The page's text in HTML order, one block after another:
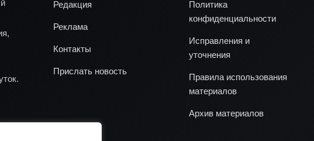
Редакция
Реклама
Контакты
Прислать новость
Политика
конфиденциальности
Исправления и
уточнения
Правила использования
материалов
Архив материалов